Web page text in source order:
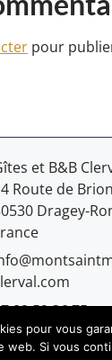
pour
et B&B
Route de Brion
Dragey-
pour vous
web. Si vous